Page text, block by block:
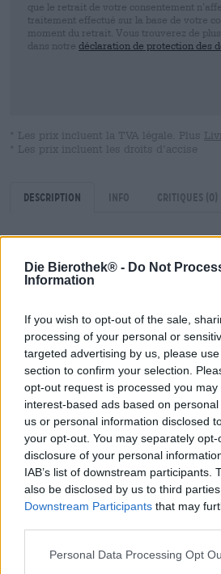
Die Bierothek® - Do Not
Information
If you wish to opt-out of the sale,
processing of your personal or
targeted advertising by us, please
section to confirm your selection.
opt-out request is processed you may
interest-based ads based on
us or personal information disclosed
your opt-out. You may separately
disclosure of your personal
IAB’s list of downstream participants.
also be disclosed by us to third
Downstream Participants that may
Personal Data Processing Opt
que le retrait de votre consentement
traitement effectué sur la base de votre
moment du retrait. Vous trouverez de
dans notre déclaration de protection des
* Les prix incluent la TVA légale. Plus
* Les prix incluent les droits d’accise
Description Info Critiques (0)
Moosehead offre à ses compatriotes
artisanale. Cela fait de Moosehead
privée du Canada. Pendant très
était composée de classiques
cours des dernières décennies, un
dans la brasserie et a apporté
styles de bière modernes et des
expérimentales ont trouvé leur
Ces derniers sont créés dans la
dernier ajout à la gamme. Les bières
des spécialités saisonnières, des
bières spéciales produites en
des matières premières
À ce stade, nous aimerions vous
stout alléchant, qui fait également
d'un expresso fraîchement infusé et